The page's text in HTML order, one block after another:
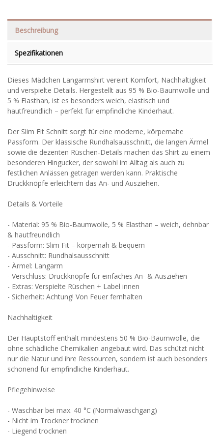
Beschreibung
Spezifikationen
Dieses Mädchen Langarmshirt vereint Komfort, Nachhaltigkeit
und verspielte Details. Hergestellt aus 95 % Bio-Baumwolle und
5 % Elasthan, ist es besonders weich, elastisch und
hautfreundlich – perfekt für empfindliche Kinderhaut.
Der Slim Fit Schnitt sorgt für eine moderne, körpernahe
Passform. Der klassische Rundhalsausschnitt, die langen Ärmel
sowie die dezenten Rüschen-Details machen das Shirt zu einem
besonderen Hingucker, der sowohl im Alltag als auch zu
festlichen Anlässen getragen werden kann. Praktische
Druckknöpfe erleichtern das An- und Ausziehen.
Details & Vorteile
- Material: 95 % Bio-Baumwolle, 5 % Elasthan – weich, dehnbar
& hautfreundlich
- Passform: Slim Fit – körpernah & bequem
- Ausschnitt: Rundhalsausschnitt
- Ärmel: Langarm
- Verschluss: Druckknöpfe für einfaches An- & Ausziehen
- Extras: Verspielte Rüschen + Label innen
- Sicherheit: Achtung! Von Feuer fernhalten
Nachhaltigkeit
Der Hauptstoff enthält mindestens 50 % Bio-Baumwolle, die
ohne schädliche Chemikalien angebaut wird. Das schützt nicht
nur die Natur und ihre Ressourcen, sondern ist auch besonders
schonend für empfindliche Kinderhaut.
Pflegehinweise
- Waschbar bei max. 40 °C (Normalwaschgang)
- Nicht im Trockner trocknen
- Liegend trocknen